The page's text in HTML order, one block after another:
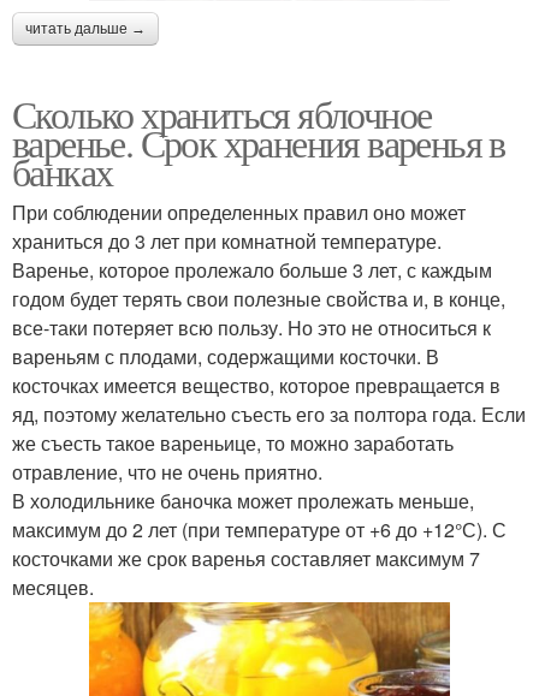
читать дальше →
Сколько храниться яблочное
варенье. Срок хранения варенья в
банках
При соблюдении определенных правил оно может
храниться до 3 лет при комнатной температуре.
Варенье, которое пролежало больше 3 лет, с каждым
годом будет терять свои полезные свойства и, в конце,
все-таки потеряет всю пользу. Но это не относиться к
вареньям с плодами, содержащими косточки. В
косточках имеется вещество, которое превращается в
яд, поэтому желательно съесть его за полтора года. Если
же съесть такое вареньице, то можно заработать
отравление, что не очень приятно.
В холодильнике баночка может пролежать меньше,
максимум до 2 лет (при температуре от +6 до +12°С). С
косточками же срок варенья составляет максимум 7
месяцев.